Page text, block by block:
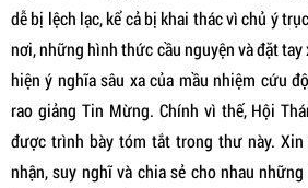
dễ bị lệch lạc, kể cả bị khai thác vì chủ ý
nơi, những hình thức cầu nguyện và đặt
hiện ý nghĩa sâu xa của mầu nhiệm cứu
rao giảng Tin Mừng. Chính vì thế, Hội
được trình bày tóm tắt trong thư này.
nhận, suy nghĩ và chia sẻ cho nhau